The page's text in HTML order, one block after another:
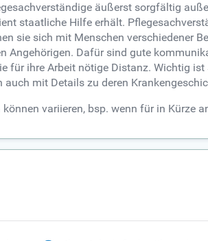
äußerst sorgfältig
staatliche Hilfe erhält.
sie sich mit Menschen verschiedener
Angehörigen. Dafür sind gute
für ihre Arbeit nötige Distanz. Wichtig
mit Details zu deren
variieren, bsp. wenn für in Kürze